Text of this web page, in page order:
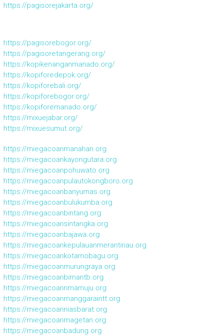
https://pagisorejakarta.org/
https://pagisorebogor.org/
https://pagisoretangerang.org/
https://kopikenanganmanado.org/
https://kopiforedepok.org/
https://kopiforebali.org/
https://kopiforebogor.org/
https://kopiforemanado.org/
https://mixuejabar.org/
https://mixuesumut.org/
https://miegacoanmanahan.org
https://miegacoankayongutara.org
https://miegacoanpohuwato.org
https://miegacoanpulautokongboro.org
https://miegacoanbanyumas.org
https://miegacoanbulukumba.org
https://miegacoanbintang.org
https://miegacoansintangka.org
https://miegacoanbajawa.org
https://miegacoankepulauanmerantiriau.org
https://miegacoankotamobagu.org
https://miegacoanmurungraya.org
https://miegacoanbimantb.org
https://miegacoannmamuju.org
https://miegacoanmanggaraintt.org
https://miegacoanniasbarat.org
https://miegacoanmagetan.org
https://miegacoanbadung.org